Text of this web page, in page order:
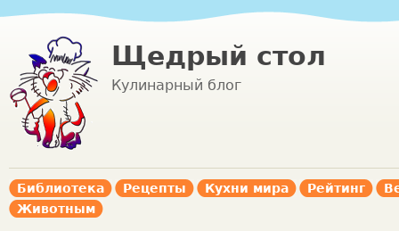
Щедрый стол
Кулинарный блог
Библиотека Рецепты Кухни мира Рейтинг
Животным